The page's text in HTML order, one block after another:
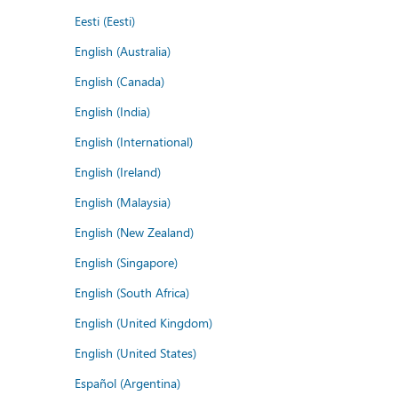
Eesti (Eesti)
English (Australia)
English (Canada)
English (India)
English (International)
English (Ireland)
English (Malaysia)
English (New Zealand)
English (Singapore)
English (South Africa)
English (United Kingdom)
English (United States)
Español (Argentina)